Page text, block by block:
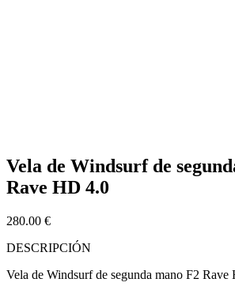
Vela de Windsurf de
Rave HD 4.0
280.00 €
DESCRIPCIÓN
Vela de Windsurf de segunda mano F2 Rave